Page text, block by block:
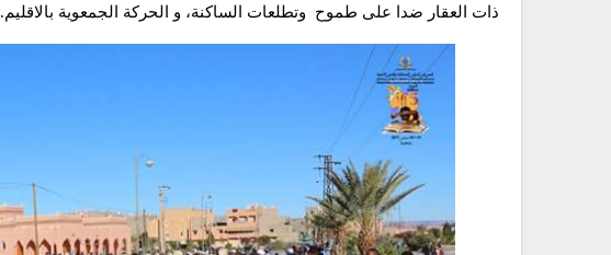
ذات العقار ضدا على طموح وتطلعات الساكنة، و الحركة الجمعوية بالاقليم.